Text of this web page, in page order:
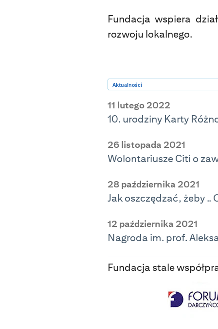
Fundacja wspiera
rozwoju lokalnego.
Aktualności
11 lutego 2022
10. urodziny Karty
26 listopada 2021
Wolontariusze Citi o
28 października 2021
Jak oszczędzać, żeby ..
12 października 2021
Nagroda im. prof.
Fundacja stale